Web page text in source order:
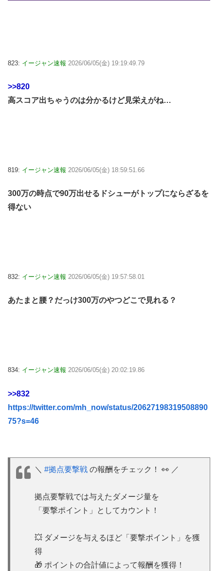
823: イージャン速報 2026/06/05(金) 19:19:49.79
>>820
高スコア出ちゃうのは分かるけど見栄えがね…
819: イージャン速報 2026/06/05(金) 18:59:51.66
300万の時点で90万出せるドシューがトップにならざるを
得ない
832: イージャン速報 2026/06/05(金) 19:57:58.01
あたまと腰？だっけ300万のやつどこで見れる？
834: イージャン速報 2026/06/05(金) 20:02:19.86
>>832
https://twitter.com/mh_now/status/20627198319508890
75?s=46
＼ #拠点要撃戦 の報酬をチェック！ 👀 ／
拠点要撃戦では与えたダメージ量を
「要撃ポイント」としてカウント！
💥 ダメージを与えるほど「要撃ポイント」を獲
得
🎁 ポイントの合計値によって報酬を獲得！